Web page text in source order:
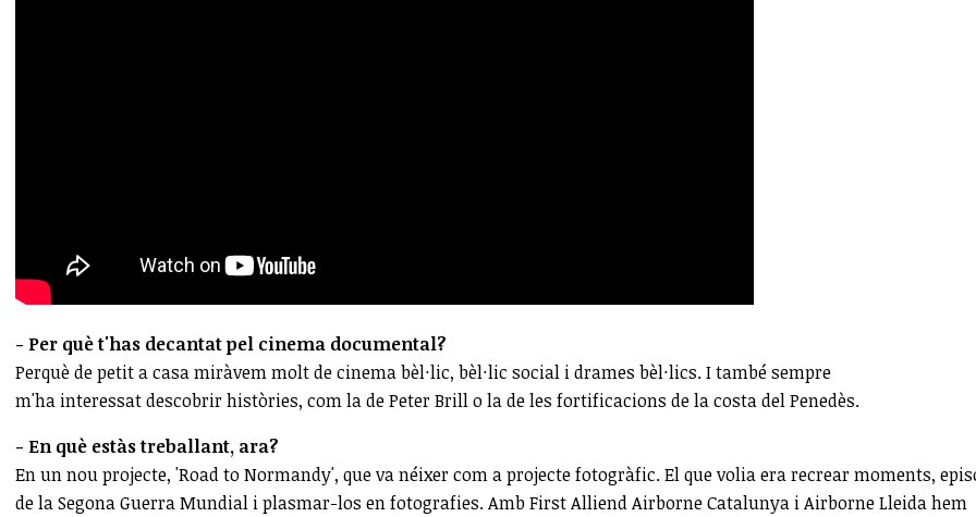
- Per què t'has decantat pel cinema documental?
Perquè de petit a casa miràvem molt de cinema bèl·lic, bèl·lic social i drames bèl·lics. I també sempre
m'ha interessat descobrir històries, com la de Peter Brill o la de les fortificacions de la costa del Penedès.
- En què estàs treballant, ara?
En un nou projecte, 'Road to Normandy', que va néixer com a projecte fotogràfic. El que volia era recrear moments,
de la Segona Guerra Mundial i plasmar-los en fotografies. Amb First Alliend Airborne Catalunya i Airborne Lleida hem